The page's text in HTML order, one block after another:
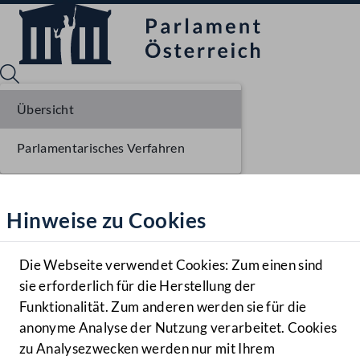
Hilfe
Benutzer
Navigationsmenü öffnen
MENÜ
Hinweise zu Cookies
Die Webseite verwendet Cookies: Zum einen sind
sie erforderlich für die Herstellung der
Funktionalität. Zum anderen werden sie für die
anonyme Analyse der Nutzung verarbeitet. Cookies
zu Analysezwecken werden nur mit Ihrem
Übersicht
Parlamentarisches Verfahren